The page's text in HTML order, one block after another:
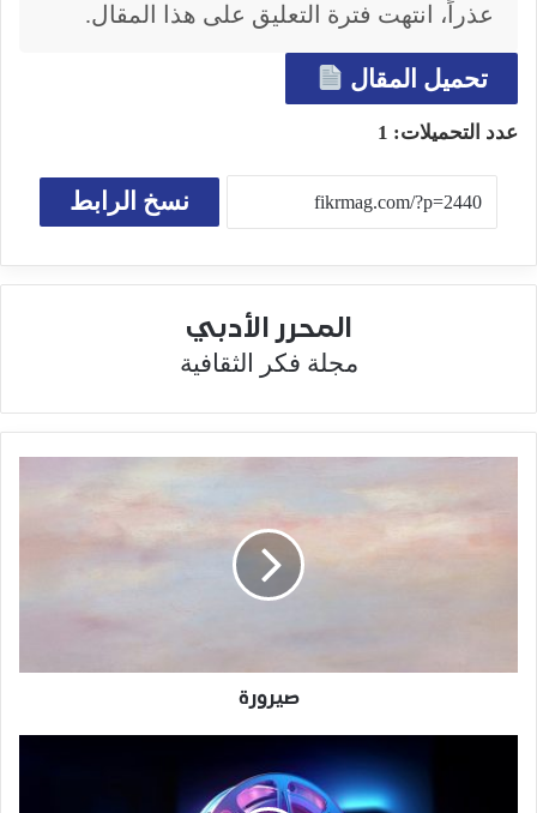
عذراً، انتهت فترة التعليق على هذا المقال.
تحميل المقال
عدد التحميلات: 1
نسخ الرابط
المحرر الأدبي
مجلة فكر الثقافية
صيرورة